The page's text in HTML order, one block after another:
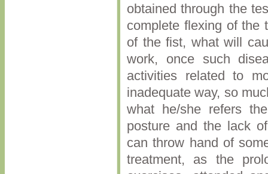
obtained through the
complete flexing of the
of the fist, what will
work, once such
activities related to
inadequate way, so
what he/she refers
posture and the lack
can throw hand of
treatment, as the